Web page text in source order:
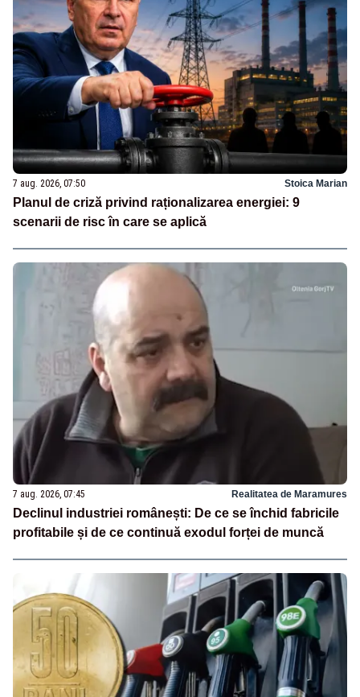
7 aug. 2026, 07:50 Stoica Marian
Planul de criză privind raționalizarea energiei: 9
scenarii de risc în care se aplică
7 aug. 2026, 07:45 Realitatea de Maramures
Declinul industriei românești: De ce se închid fabricile
profitabile și de ce continuă exodul forței de muncă